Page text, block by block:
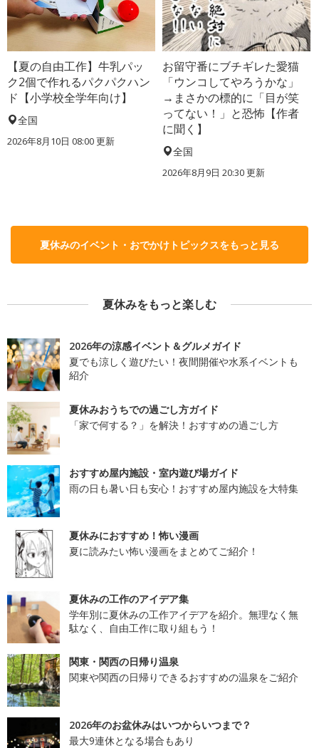
【夏の自由工作】牛乳パッ
ク2個で作れるパクパクハン
ド【小学校全学年向け】
全国
2026年8月10日 08:00更新
お留守番にブチギレた愛猫
「ウンコしてやろうかな」
→まさかの標的に「目が笑
ってない！」と恐怖【作者
に聞く】
全国
2026年8月9日 20:30更新
夏休みのイベント・おでかけトピックスをもっと見る
夏休みをもっと楽しむ
2026年の涼感イベント＆グルメガイド
夏でも涼しく遊びたい！夜間開催や水系イベントも
紹介
夏休みおうちでの過ごし方ガイド
「家で何する？」を解決！おすすめの過ごし方
おすすめ屋内施設・室内遊び場ガイド
雨の日も暑い日も安心！おすすめ屋内施設を大特集
夏休みにおすすめ！怖い漫画
夏に読みたい怖い漫画をまとめてご紹介！
夏休みの工作のアイデア集
学年別に夏休みの工作アイデアを紹介。無理なく無
駄なく、自由工作に取り組もう！
関東・関西の日帰り温泉
関東や関西の日帰りできるおすすめの温泉をご紹介
2026年のお盆休みはいつからいつまで？
最大9連休となる場合もあり